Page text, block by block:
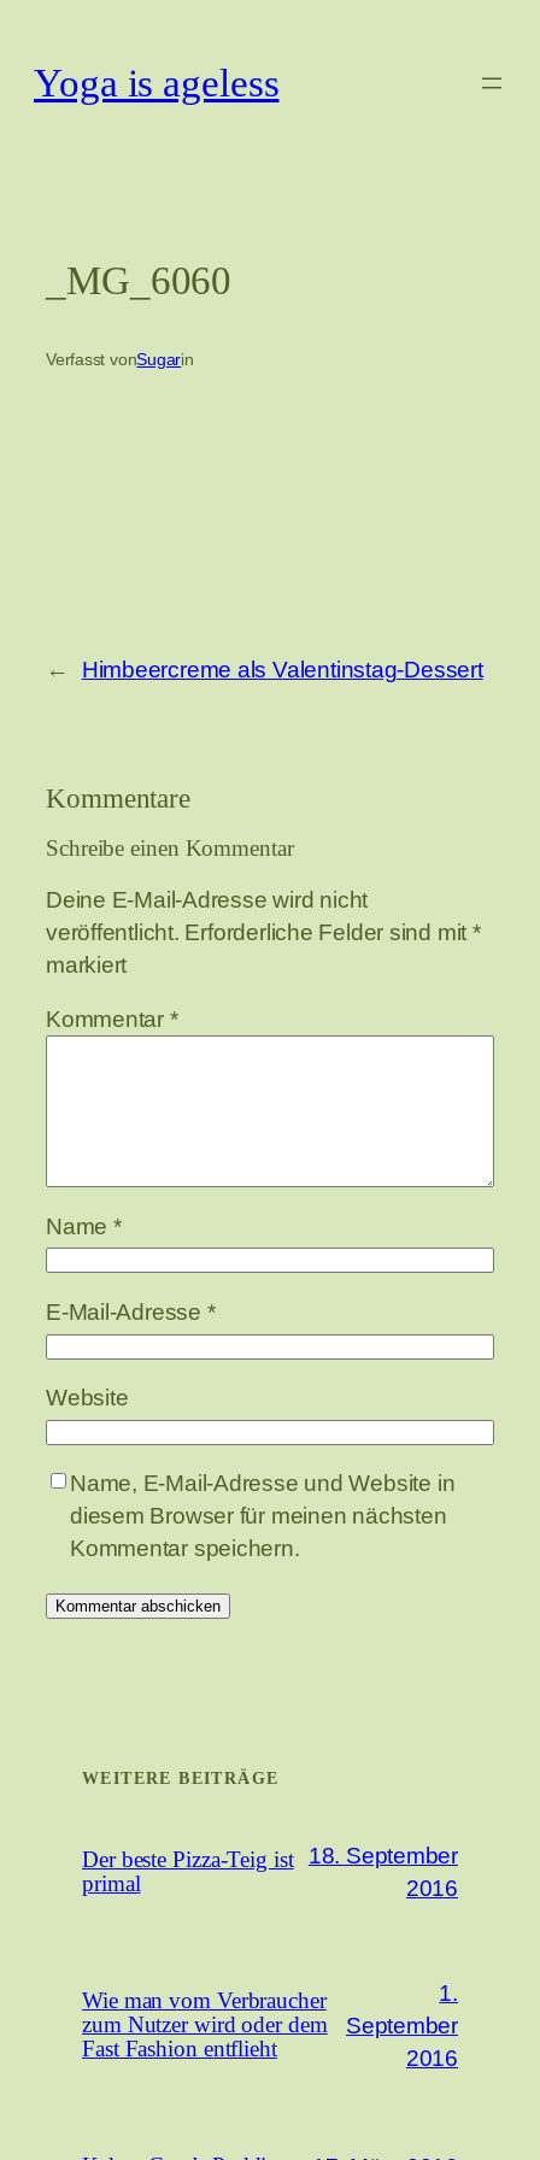
springen
Yoga is ageless
_MG_6060
Verfasst vonSugarin
← Himbeercreme als Valentinstag-Dessert
Kommentare
Schreibe einen Kommentar
Deine E-Mail-Adresse wird nicht
veröffentlicht. Erforderliche Felder sind mit *
markiert
Kommentar *
Name *
E-Mail-Adresse *
Website
Name, E-Mail-Adresse und Website in
diesem Browser für meinen nächsten
Kommentar speichern.
WEITERE BEITRÄGE
Der beste Pizza-Teig ist
primal
18. September
2016
Wie man vom Verbraucher
zum Nutzer wird oder dem
Fast Fashion entflieht
1.
September
2016